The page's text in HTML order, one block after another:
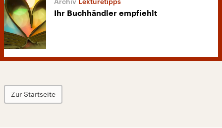
Ihr Buchhändler empfiehlt
Zur Startseite